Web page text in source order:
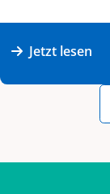
Jetzt lesen